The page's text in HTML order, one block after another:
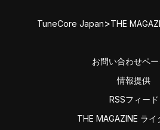
TuneCore Japan>THE
お問い合わせペ
情報提供
RSSフィード
THE MAGAZINE ライ